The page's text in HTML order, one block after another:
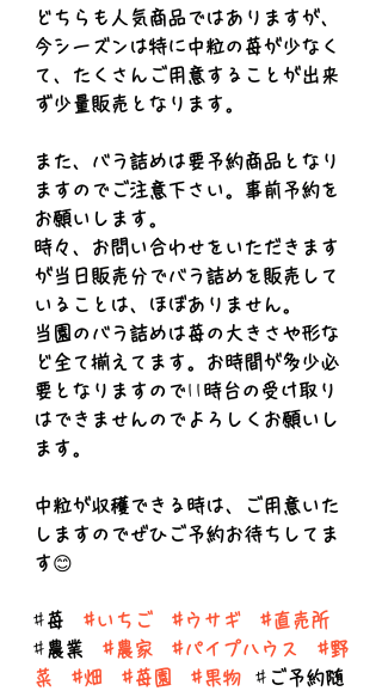
どちらも人気商品ではありますが、
今シーズンは特に中粒の苺が少なく
て、たくさんご用意することが出来
ず少量販売となります。
また、バラ詰めは要予約商品となり
ますのでご注意下さい。事前予約を
お願いします。
時々、お問い合わせをいただきます
が当日販売分でバラ詰めを販売して
いることは、ほぼありません。
当園のバラ詰めは苺の大きさや形な
ど全て揃えてます。お時間が多少必
要となりますので11 時台の受け取り
はできませんのでよろしくお願いし
ます。
中粒が収穫できる時は、ご用意いた
しますのでぜひご予約お待ちしてま
す😊
#苺 #いちご #ウサギ
#直売所
# 農業 #農家 #パイプハウス
#野
菜
#畑 #苺園 #果物 # ご予約随